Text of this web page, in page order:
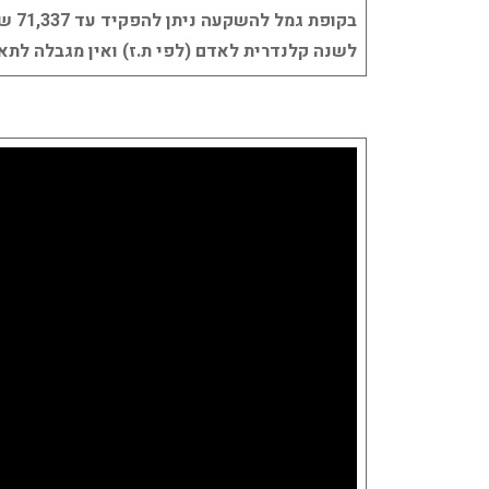
בקופת גמל להשקעה ניתן להפקיד עד 71,337 שקלים
לשנה קלנדרית לאדם (לפי ת.ז) ואין מגבלה